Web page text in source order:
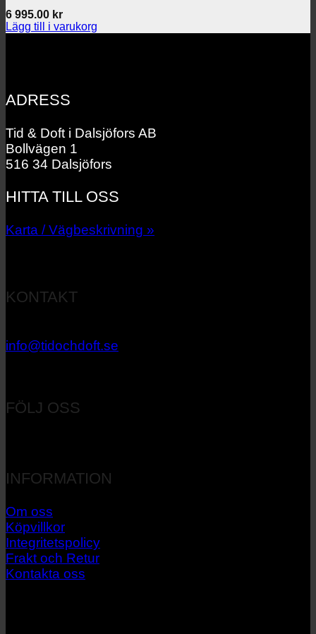
6 995.00 kr
Lägg till i varukorg
ADRESS
Tid & Doft i Dalsjöfors AB
Bollvägen 1
516 34 Dalsjöfors
HITTA TILL OSS
Karta / Vägbeskrivning »
KONTAKT
info@tidochdoft.se
FÖLJ OSS
INFORMATION
Om oss
Köpvillkor
Integritetspolicy
Frakt och Retur
Kontakta oss